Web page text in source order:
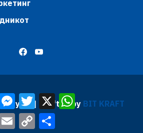
| Krafted by BIT KRAFT
Messenger
TwitterX
Email Copy
Link